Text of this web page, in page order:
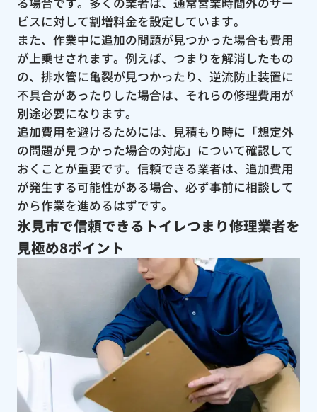
ビスに対して割増料金を設定しています。
また、作業中に追加の問題が見つかった場合も費用
が上乗せされます。例えば、つまりを解消したもの
の、排水管に亀裂が見つかったり、逆流防止装置に
不具合があったりした場合は、それらの修理費用が
別途必要になります。
追加費用を避けるためには、見積もり時に「想定外
の問題が見つかった場合の対応」について確認して
おくことが重要です。信頼できる業者は、追加費用
が発生する可能性がある場合、必ず事前に相談して
から作業を進めるはずです。
氷見市で信頼できるトイレつまり修理業者を
見極め8ポイント